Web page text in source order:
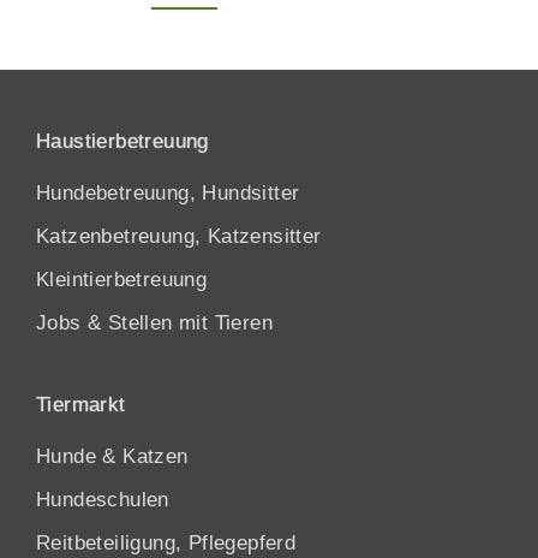
Haustierbetreuung
Hundebetreuung, Hundsitter
Katzenbetreuung, Katzensitter
Kleintierbetreuung
Jobs & Stellen mit Tieren
Tiermarkt
Hunde & Katzen
Hundeschulen
Reitbeteiligung, Pflegepferd